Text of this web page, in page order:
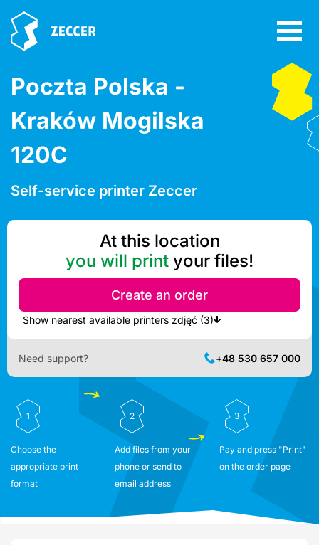
Poczta Polska -
Kraków Mogilska
120C
Self-service printer Zeccer
At this location
you will print your files!
Create an order
Show nearest available printers zdjęć (3)
Need support? +48 530 657 000
1
Choose the
appropriate print
format
2
Add files from your
phone or send to
email address
3
Pay and press "Print"
on the order page